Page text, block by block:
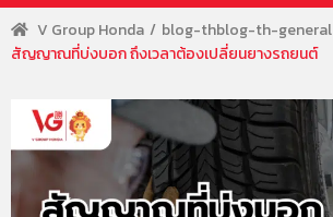
V Group Honda blog-thblog-th-general
สัญญาณที่บ่งบอก ถึงเวลาต้องเปลี่ยนยางรถยนต์